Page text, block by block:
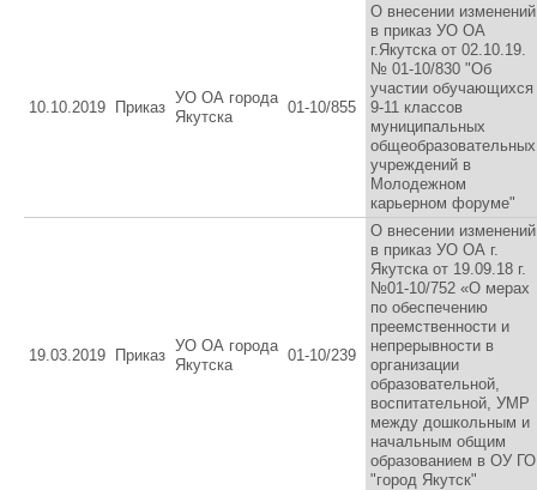
10.10.2019 Приказ
УО ОА города
Якутска
01-10/855
О внесении изменений
в приказ УО ОА
г.Якутска от 02.10.19.
№ 01-10/830 "Об
участии обучающихся
9-11 классов
муниципальных
общеобразовательных
учреждений в
Молодежном
карьерном форуме"
19.03.2019 Приказ
УО ОА города
Якутска
01-10/239
О внесении изменений
в приказ УО ОА г.
Якутска от 19.09.18 г.
№01-10/752 «О мерах
по обеспечению
преемственности и
непрерывности в
организации
образовательной,
воспитательной, УМР
между дошкольным и
начальным общим
образованием в ОУ ГО
"город Якутск"